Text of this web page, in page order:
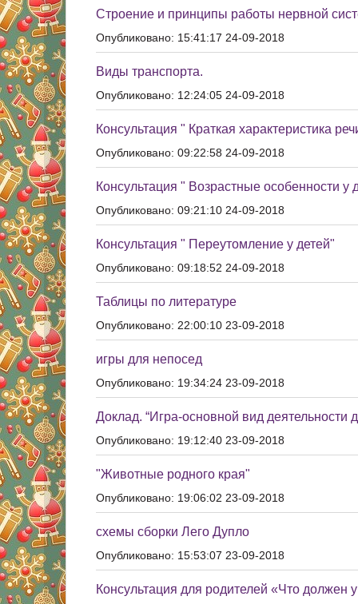
Строение и принципы работы нервной
Опубликовано: 15:41:17 24-09-2018
Виды транспорта.
Опубликовано: 12:24:05 24-09-2018
Консультация " Краткая характеристика
Опубликовано: 09:22:58 24-09-2018
Консультация " Возрастные особенности у
Опубликовано: 09:21:10 24-09-2018
Консультация " Переутомление у детей"
Опубликовано: 09:18:52 24-09-2018
Таблицы по литературе
Опубликовано: 22:00:10 23-09-2018
игры для непосед
Опубликовано: 19:34:24 23-09-2018
Доклад. “Игра-основной вид деятельности
Опубликовано: 19:12:40 23-09-2018
"Животные родного края"
Опубликовано: 19:06:02 23-09-2018
схемы сборки Лего Дупло
Опубликовано: 15:53:07 23-09-2018
Консультация для родителей «Что должен